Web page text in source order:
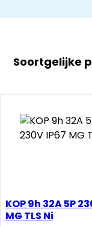
Soortgelijke
KOP 9h 32A 5P
MG TLS Ni